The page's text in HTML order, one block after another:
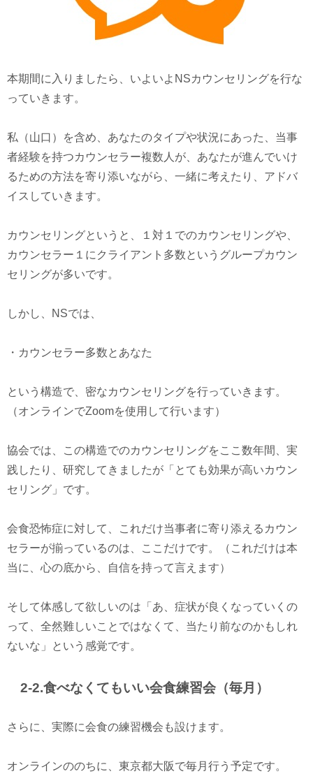
本期間に入りましたら、いよいよNSカウンセリングを行な
っていきます。
私（山口）を含め、あなたのタイプや状況にあった、当事
者経験を持つカウンセラー複数人が、あなたが進んでいけ
るための方法を寄り添いながら、一緒に考えたり、アドバ
イスしていきます。
カウンセリングというと、１対１でのカウンセリングや、
カウンセラー１にクライアント多数というグループカウン
セリングが多いです。
しかし、NSでは、
・カウンセラー多数とあなた
という構造で、密なカウンセリングを行っていきます。
（オンラインでZoomを使用して行います）
協会では、この構造でのカウンセリングをここ数年間、実
践したり、研究してきましたが「とても効果が高いカウン
セリング」です。
会食恐怖症に対して、これだけ当事者に寄り添えるカウン
セラーが揃っているのは、ここだけです。（これだけは本
当に、心の底から、自信を持って言えます）
そして体感して欲しいのは「あ、症状が良くなっていくの
って、全然難しいことではなくて、当たり前なのかもしれ
ないな」という感覚です。
2-2.食べなくてもいい会食練習会（毎月）
さらに、実際に会食の練習機会も設けます。
オンラインののちに、東京都大阪で毎月行う予定です。